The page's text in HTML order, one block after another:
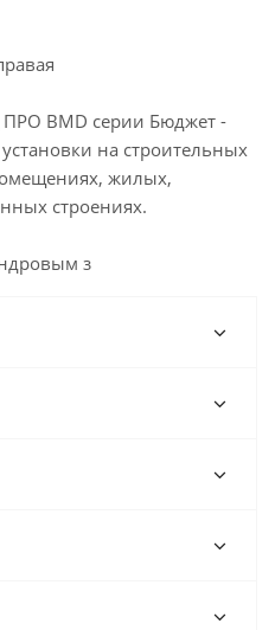
ПРО BMD серии Бюджет -
на строительных
жилых,
строениях.
з